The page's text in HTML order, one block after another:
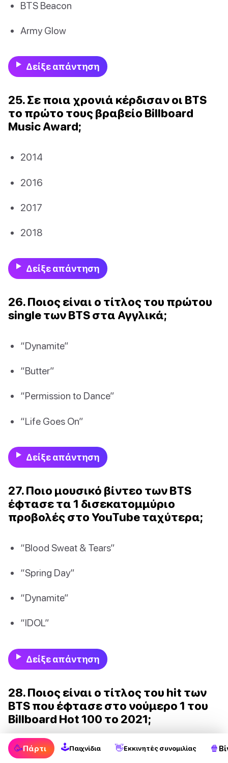
BTS Beacon
Army Glow
Δείξε απάντηση
25. Σε ποια χρονιά κέρδισαν οι BTS
το πρώτο τους βραβείο Billboard
Music Award;
2014
2016
2017
2018
Δείξε απάντηση
26. Ποιος είναι ο τίτλος του πρώτου
single των BTS στα Αγγλικά;
“Dynamite”
“Butter”
“Permission to Dance”
“Life Goes On”
Δείξε απάντηση
27. Ποιο μουσικό βίντεο των BTS
έφτασε τα 1 δισεκατομμύριο
προβολές στο YouTube ταχύτερα;
“Blood Sweat & Tears”
“Spring Day”
“Dynamite”
“IDOL”
Δείξε απάντηση
28. Ποιος είναι ο τίτλος του hit των
BTS που έφτασε στο νούμερο 1 του
Billboard Hot 100 το 2021;
“Butter”
🥳Πάρτι 🕹Παιχνίδια 👋Εκκινητές συνομιλίας 🍿